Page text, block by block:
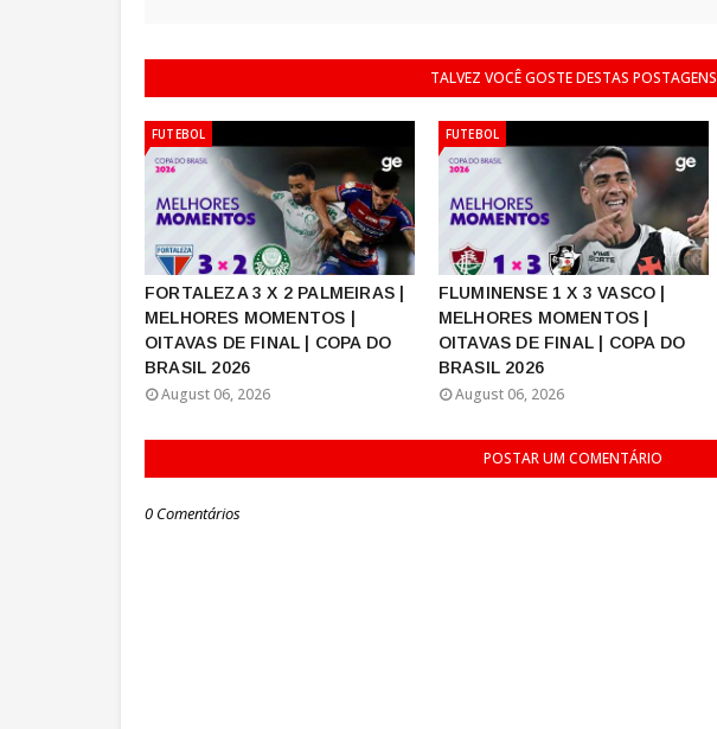
TALVEZ VOCÊ GOSTE DESTAS POSTAGENS
FUTEBOL
FORTALEZA 3 X 2 PALMEIRAS |
MELHORES MOMENTOS |
OITAVAS DE FINAL | COPA DO
BRASIL 2026
August 06, 2026
FUTEBOL
FLUMINENSE 1 X 3 VASCO |
MELHORES MOMENTOS |
OITAVAS DE FINAL | COPA DO
BRASIL 2026
August 06, 2026
POSTAR UM COMENTÁRIO
0 Comentários